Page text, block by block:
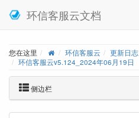
环信客服云文档
您在这里 环信客服云
更新日志
环信客服云v5.124_2024年06月19日
侧边栏